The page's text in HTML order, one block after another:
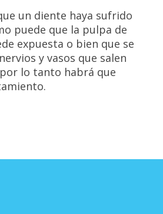
un diente haya sufrido
puede que la pulpa de
expuesta o bien que se
y vasos que salen
lo tanto habrá que